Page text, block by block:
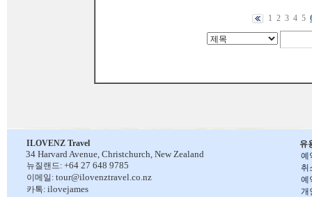
1 2 3 4 5
유
예
취
예
개
ILOVENZ Travel
34 Harvard Avenue, Christchurch, New Zealand
뉴질랜드: +64 27 648 9785
이메일: tour@ilovenztravel.co.nz
카톡: ilovejames